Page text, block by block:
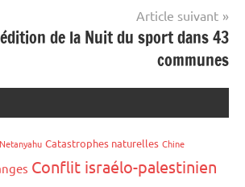
Article suivant
de la Nuit du sport dans 43
communes
Catastrophes naturelles Chine
Conflit israélo-palestinien